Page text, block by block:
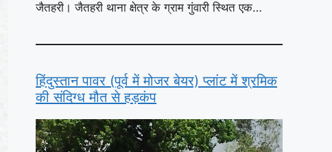
जैतहरी। जैतहरी थाना क्षेत्र के ग्राम गुंवारी स्थित एक…
हिंदुस्तान पावर (पूर्व में मोजर बेयर) प्लांट में श्रमिक
की संदिग्ध मौत से हड़कंप